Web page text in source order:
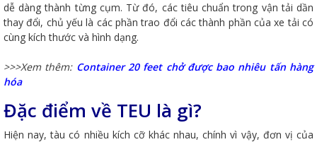
dễ dàng thành từng cụm. Từ đó, các tiêu chuẩn trong vận tải dần
thay đổi, chủ yếu là các phần trao đổi các thành phần của xe tải có
cùng kích thước và hình dạng.
>>>Xem thêm: Container 20 feet chở được bao nhiêu tấn hàng
hóa
Đặc điểm về TEU là gì?
Hiện nay, tàu có nhiều kích cỡ khác nhau, chính vì vậy, đơn vị của